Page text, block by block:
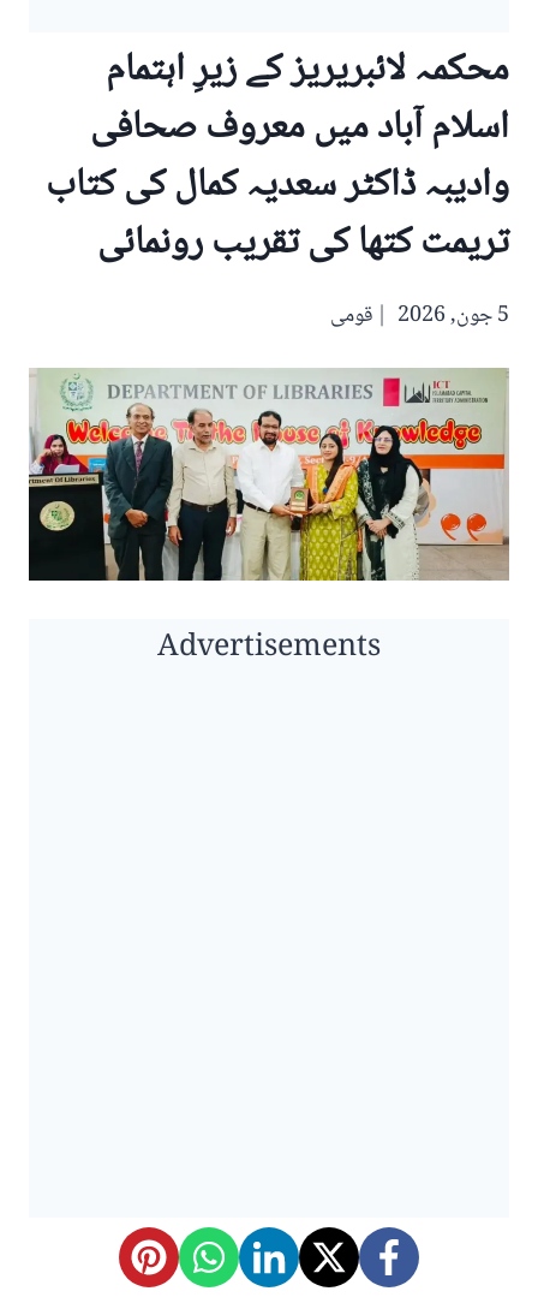
محکمہ لائبریریز کے زیرِ اہتمام
اسلام آباد میں معروف صحافی
وادیبہ ڈاکٹر سعدیہ کمال کی کتاب
تریمت کتھا کی تقریب رونمائی
5 جون, 2026 قومی
Advertisements